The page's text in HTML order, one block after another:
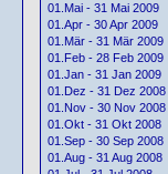
01.Mai - 31 Mai 2009
01.Apr - 30 Apr 2009
01.Mär - 31 Mär 2009
01.Feb - 28 Feb 2009
01.Jan - 31 Jan 2009
01.Dez - 31 Dez 2008
01.Nov - 30 Nov 2008
01.Okt - 31 Okt 2008
01.Sep - 30 Sep 2008
01.Aug - 31 Aug 2008